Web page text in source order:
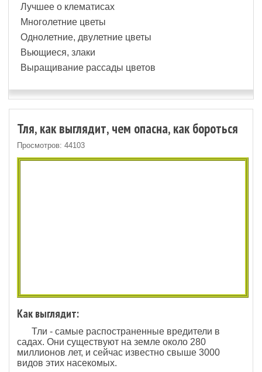
Лучшее о клематисах
Многолетние цветы
Однолетние, двулетние цветы
Вьющиеся, злаки
Выращивание рассады цветов
Тля, как выглядит, чем опасна, как бороться
Просмотров: 44103
Как выглядит:
Тли - самые распостраненные вредители в
садах. Они существуют на земле около 280
миллионов лет, и сейчас известно свыше 3000
видов этих насекомых.